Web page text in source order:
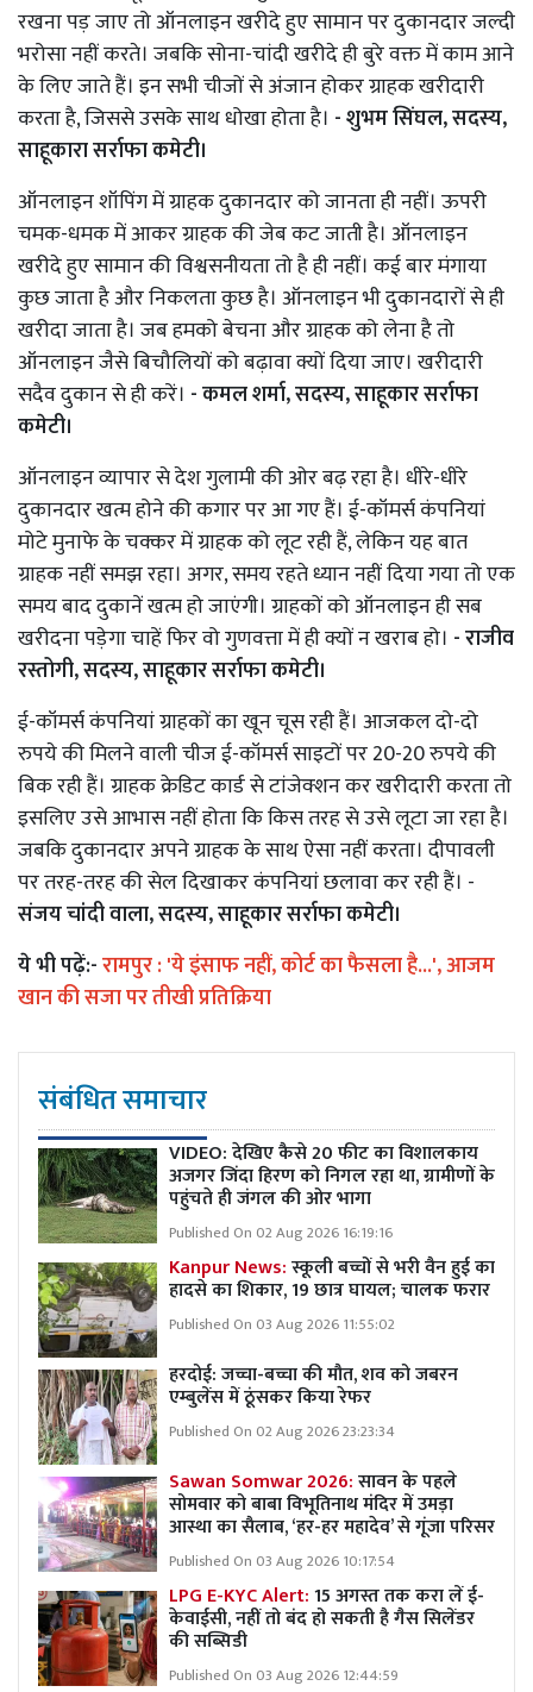
रखना पड़ जाए तो ऑनलाइन खरीदे हुए सामान पर दुकानदार जल्दी
भरोसा नहीं करते। जबकि सोना-चांदी खरीदे ही बुरे वक्त में काम आने
के लिए जाते हैं। इन सभी चीजों से अंजान होकर ग्राहक खरीदारी
करता है, जिससे उसके साथ धोखा होता है। - शुभम सिंघल, सदस्य,
साहूकारा सर्राफा कमेटी।
ऑनलाइन शॉपिंग में ग्राहक दुकानदार को जानता ही नहीं। ऊपरी
चमक-धमक में आकर ग्राहक की जेब कट जाती है। ऑनलाइन
खरीदे हुए सामान की विश्वसनीयता तो है ही नहीं। कई बार मंगाया
कुछ जाता है और निकलता कुछ है। ऑनलाइन भी दुकानदारों से ही
खरीदा जाता है। जब हमको बेचना और ग्राहक को लेना है तो
ऑनलाइन जैसे बिचौलियों को बढ़ावा क्यों दिया जाए। खरीदारी
सदैव दुकान से ही करें। - कमल शर्मा, सदस्य, साहूकार सर्राफा
कमेटी।
ऑनलाइन व्यापार से देश गुलामी की ओर बढ़ रहा है। धीरे-धीरे
दुकानदार खत्म होने की कगार पर आ गए हैं। ई-कॉमर्स कंपनियां
मोटे मुनाफे के चक्कर में ग्राहक को लूट रही हैं, लेकिन यह बात
ग्राहक नहीं समझ रहा। अगर, समय रहते ध्यान नहीं दिया गया तो एक
समय बाद दुकानें खत्म हो जाएंगी। ग्राहकों को ऑनलाइन ही सब
खरीदना पड़ेगा चाहें फिर वो गुणवत्ता में ही क्यों न खराब हो। - राजीव
रस्तोगी, सदस्य, साहूकार सर्राफा कमेटी।
ई-कॉमर्स कंपनियां ग्राहकों का खून चूस रही हैं। आजकल दो-दो
रुपये की मिलने वाली चीज ई-कॉमर्स साइटों पर 20-20 रुपये की
बिक रही हैं। ग्राहक क्रेडिट कार्ड से टांजेक्शन कर खरीदारी करता तो
इसलिए उसे आभास नहीं होता कि किस तरह से उसे लूटा जा रहा है।
जबकि दुकानदार अपने ग्राहक के साथ ऐसा नहीं करता। दीपावली
पर तरह-तरह की सेल दिखाकर कंपनियां छलावा कर रही हैं। -
संजय चांदी वाला, सदस्य, साहूकार सर्राफा कमेटी।
ये भी पढ़ें:-रामपुर : 'ये इंसाफ नहीं, कोर्ट का फैसला है...', आजम
खान की सजा पर तीखी प्रतिक्रिया
संबंधित समाचार
VIDEO: देखिए कैसे 20 फीट का विशालकाय
अजगर जिंदा हिरण को निगल रहा था, ग्रामीणों के
पहुंचते ही जंगल की ओर भागा
Published On 02 Aug 2026 16:19:16
Kanpur News:स्कूली बच्चों से भरी वैन हुई का
हादसे का शिकार, 19 छात्र घायल; चालक फरार
Published On 03 Aug 2026 11:55:02
हरदोई: जच्चा-बच्चा की मौत, शव को जबरन
एम्बुलेंस में ठूंसकर किया रेफर
Published On 02 Aug 2026 23:23:34
Sawan Somwar 2026:सावन के पहले
सोमवार को बाबा विभूतिनाथ मंदिर में उमड़ा
आस्था का सैलाब, ‘हर-हर महादेव’ से गूंजा परिसर
Published On 03 Aug 2026 10:17:54
LPG E-KYC Alert:15 अगस्त तक करा लें ई-
केवाईसी, नहीं तो बंद हो सकती है गैस सिलेंडर
की सब्सिडी
Published On 03 Aug 2026 12:44:59